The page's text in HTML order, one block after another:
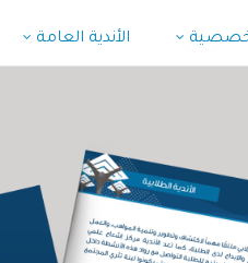
الأندية العامة